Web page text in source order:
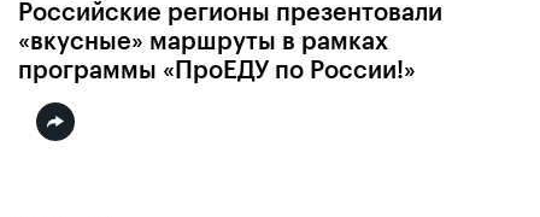
Российские регионы презентовали
«вкусные» маршруты в рамках
программы «ПроЕДУ по России!»